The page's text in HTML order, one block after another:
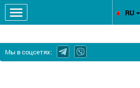
Мы в соцсетях:
RU